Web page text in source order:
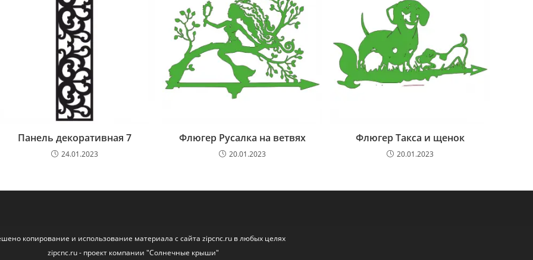
Панель декоративная 7
24.01.2023
Флюгер Русалка на ветвях
20.01.2023
Флюгер Такса и щенок
20.01.2023
копирование и использование материала с сайта zipcnc.ru в любых целях
zipcnc.ru - проект компании "Солнечные крыши"